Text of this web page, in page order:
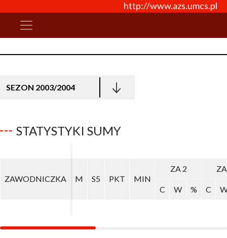
http://www.azs.umcs.pl
SEZON 2003/2004
STATYSTYKI SUMY
ZAWODNICZKA M S5 PKT MIN
ZA 2
C W % C
ZAWODNICZKA M S5 PKT MIN
ZA 2
C W % C